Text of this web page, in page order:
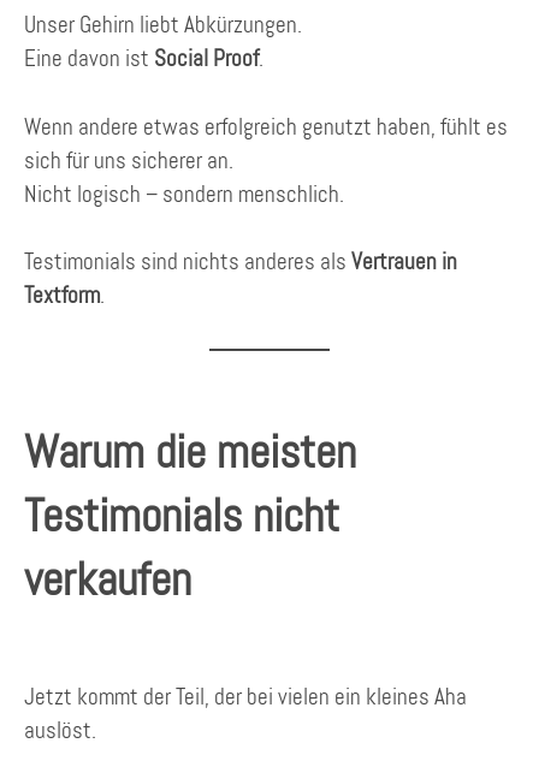
Unser Gehirn liebt Abkürzungen.
Eine davon ist Social Proof.
Wenn andere etwas erfolgreich genutzt haben, fühlt es
sich für uns sicherer an.
Nicht logisch – sondern menschlich.
Testimonials sind nichts anderes als Vertrauen in
Textform.
Warum die meisten
Testimonials nicht
verkaufen
Jetzt kommt der Teil, der bei vielen ein kleines Aha
auslöst.